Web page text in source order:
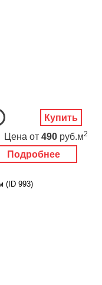
Подробнее
Цена от 490 руб.м2
Купить
(ID 993)